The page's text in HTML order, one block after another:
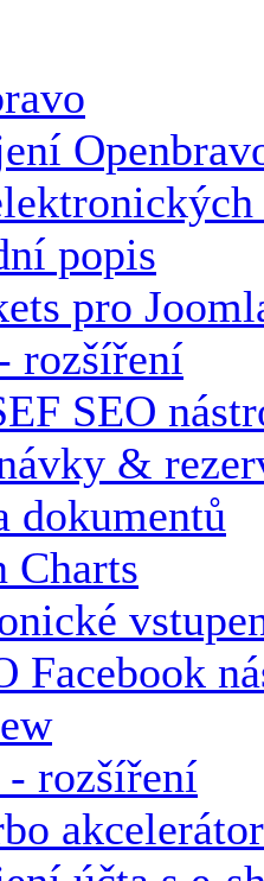
popis
pro
rozšíření
SEO
&
dokumentů
Charts
Facebook
- rozšíření
akcelerátor